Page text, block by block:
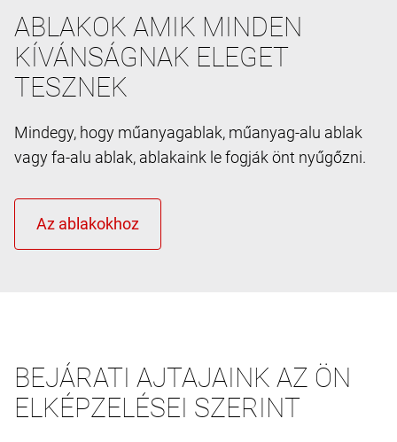
ABLAKOK AMIK MINDEN
KÍVÁNSÁGNAK ELEGET
TESZNEK
Mindegy, hogy műanyagablak, műanyag-alu ablak
vagy fa-alu ablak, ablakaink le fogják önt nyűgőzni.
BEJÁRATI AJTAJAINK AZ ÖN
ELKÉPZELÉSEI SZERINT